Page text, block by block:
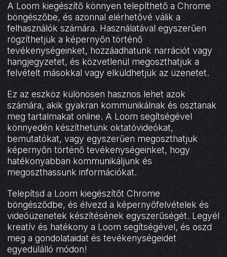
A Loom kiegészítő könnyen telepíthető a Chrome
böngészőbe, és azonnal elérhetővé válik a
felhasználók számára. Használatával egyszerűen
rögzíthetjük a képernyőn történő
tevékenységeinket, hozzáadhatunk narrációt vagy
hangjegyzetet, és közvetlenül megoszthatjuk a
felvételt másokkal vagy elküldhetjük az üzenetet.
Ez az eszköz különösen hasznos lehet azok
számára, akik gyakran kommunikálnak és osztanak
meg tartalmakat online. A Loom segítségével
könnyedén készíthetünk oktatóvideókat,
bemutatókat, vagy egyszerűen megoszthatjuk
képernyőn történő tevékenységeinket, hogy
hatékonyabban kommunikáljunk és
megoszthassunk információkat.
Telepítsd a Loom kiegészítőt Chrome
böngésződbe, és élvezd a képernyőfelvételek és
videóüzenetek készítésének egyszerűségét. Legyél
kreatív és hatékony a Loom segítségével, és oszd
meg a gondolataidat és tevékenységeidet
egyedülálló módon!